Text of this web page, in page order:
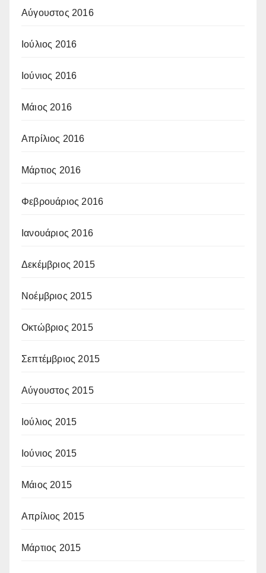
Αύγουστος 2016
Ιούλιος 2016
Ιούνιος 2016
Μάιος 2016
Απρίλιος 2016
Μάρτιος 2016
Φεβρουάριος 2016
Ιανουάριος 2016
Δεκέμβριος 2015
Νοέμβριος 2015
Οκτώβριος 2015
Σεπτέμβριος 2015
Αύγουστος 2015
Ιούλιος 2015
Ιούνιος 2015
Μάιος 2015
Απρίλιος 2015
Μάρτιος 2015